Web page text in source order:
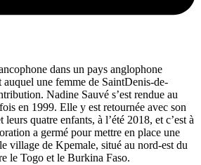
dans un pays anglophone
une femme de SaintDenis-de-
Nadine Sauvé s’est rendue au
en 1999. Elle y est retournée avec son
quatre enfants, à l’été 2018, et c’est à
a germé pour mettre en place une
village de Kpemale, situé au nord-est du
le Togo et le Burkina Faso.